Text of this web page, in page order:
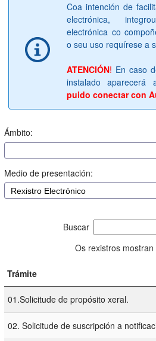
Coa intención de
electrónica,
electrónica co
o seu uso requírese a
ATENCIÓN! En caso
instalado aparecerá
puido conectar con
Ámbito:
Medio de presentación:
Buscar
Os rexistros mostran
Trámite
01.Solicitude de propósito xeral.
02. Solicitude de suscripción a